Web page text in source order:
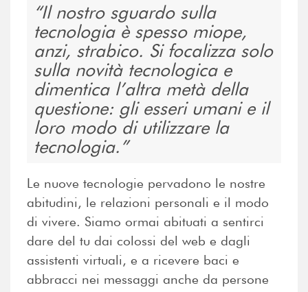
Il nostro sguardo sulla
tecnologia è spesso miope,
anzi, strabico. Si focalizza solo
sulla novità tecnologica e
dimentica l’altra metà della
questione: gli esseri umani e il
loro modo di utilizzare la
tecnologia.
Le nuove tecnologie pervadono le nostre
abitudini, le relazioni personali e il modo
di vivere. Siamo ormai abituati a sentirci
dare del tu dai colossi del web e dagli
assistenti virtuali, e a ricevere baci e
abbracci nei messaggi anche da persone